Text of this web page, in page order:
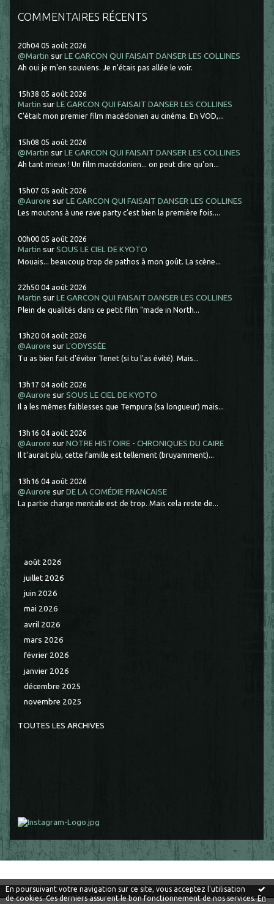
En poursuivant votre navigation sur ce site, vous acceptez l'utilisation
de cookies. Ces derniers assurent le bon fonctionnement de nos services.En
COMMENTAIRES RÉCENTS
20h04 05 août 2026
@Martin surLE GARCON QUI FAISAIT DANSER LES COLLINES
Ah oui je m'en souviens. Je n'étais pas allée le voir.
15h38 05 août 2026
Martin surLE GARCON QUI FAISAIT DANSER LES COLLINES
C'était mon premier film macédonien au cinéma. En VOD,...
15h08 05 août 2026
@Martin surLE GARCON QUI FAISAIT DANSER LES COLLINES
Ah tant mieux ! Un film macédonien... on peut dire qu'on...
15h07 05 août 2026
@Aurore surLE GARCON QUI FAISAIT DANSER LES COLLINES
Les moutons à une rave party c'est bien la première fois....
00h00 05 août 2026
Martin surSOUS LE CIEL DE KYOTO
Mouais... beaucoup trop de pathos à mon goût. La scène...
22h50 04 août 2026
Martin surLE GARCON QUI FAISAIT DANSER LES COLLINES
Plein de qualités dans ce petit film "made in North...
13h20 04 août 2026
@Aurore surL'ODYSSÉE
Tu as bien fait d'éviter Tenet (si tu l'as évité). Mais...
13h17 04 août 2026
@Aurore surSOUS LE CIEL DE KYOTO
Il a les mêmes faiblesses que Tempura (sa longueur) mais...
13h16 04 août 2026
@Aurore surNOTRE HISTOIRE - CHRONIQUES DU CAIRE
Il t'aurait plu, cette famille est tellement (bruyamment)...
13h16 04 août 2026
@Aurore surDE LA COMÉDIE FRANCAISE
La partie charge mentale est de trop. Mais cela reste de...
août 2026
juillet 2026
juin 2026
mai 2026
avril 2026
mars 2026
février 2026
janvier 2026
décembre 2025
novembre 2025
TOUTES LES ARCHIVES